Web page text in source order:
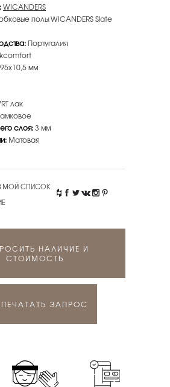
WICANDERS
полы WICANDERS Slate
Португалия
мм
лак
слоя:3 мм
Матовая
МОЙ СПИСОК
НАЛИЧИЕ И
СТОИМОСТЬ
ЗАПРОС